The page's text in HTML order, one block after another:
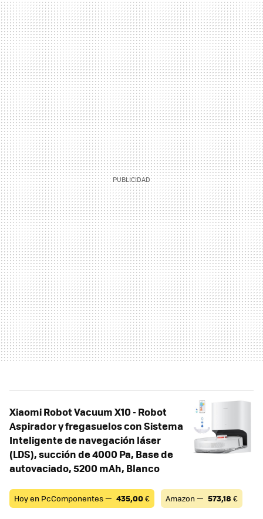
Xiaomi Robot Vacuum X10 - Robot
Aspirador y fregasuelos con Sistema
Inteligente de navegación láser
(LDS), succión de 4000 Pa, Base de
autovaciado, 5200 mAh, Blanco
Hoy en PcComponentes — 435,00€ Amazon — 573,18 €